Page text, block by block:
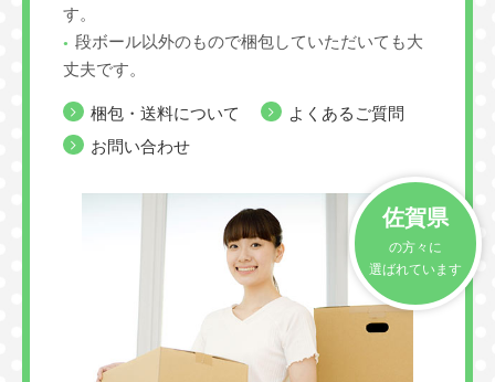
す。
段ボール以外のもので梱包していただいても大
丈夫です。
梱包・送料について
よくあるご質問
お問い合わせ
佐賀県
の方々に
選ばれています